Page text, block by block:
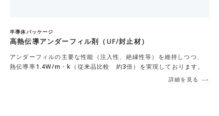
半導体パッケージ
高熱伝導アンダーフィル剤（UF/封止材）
アンダーフィルの主要な性能（注入性、絶縁性等）を維持しつつ、
熱伝導率1.4W/m・k（従来品比較 約3倍）を実現しております。
詳細を見る